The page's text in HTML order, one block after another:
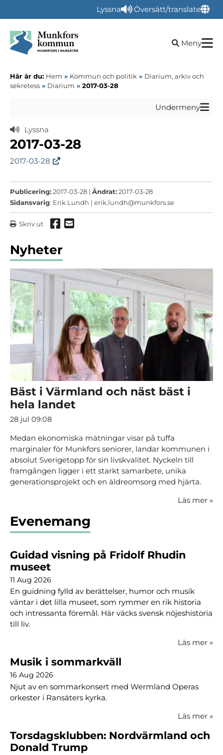
Lyssna Översätt/translate
Öppna
Meny
Här är du: Hem » Kommun och politik » Diarium, arkiv och
sekretess » Diarium » 2017-03-28
Undermeny
Lyssna
2017-03-28
2017-03-28
Publicering:2017-03-28 | Ändrat:2017-03-28
Sidansvarig: Erik Lundh | erik.lundh@munkfors.se
Skriv ut Dela via Facebook
Dela via mail
Nyheter
Bäst i Värmland och näst bäst i
hela landet
28 jul 09:08
Medan ekonomiska mätningar visar på tuffa
marginaler för Munkfors seniorer, landar kommunen i
absolut Sverigetopp för sin livskvalitet. Nyckeln till
framgången ligger i ett starkt samarbete, unika
generationsprojekt och en äldreomsorg med hjärta.
Läs mer »
Evenemang
Guidad visning på Fridolf Rhudin
museet
11 Aug 2026
En guidning fylld av berättelser, humor och musik
väntar i det lilla museet, som rymmer en rik historia
och intressanta föremål. Här väcks svensk nöjeshistoria
till liv.
Läs mer »
Musik i sommarkväll
16 Aug 2026
Njut av en sommarkonsert med Wermland Operas
orkester i Ransäters kyrka.
Läs mer »
Torsdagsklubben: Nordvärmland och
Donald Trump